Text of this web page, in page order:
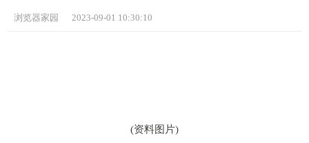
浏览器家园 2023-09-01 10:30:10
(资料图片)